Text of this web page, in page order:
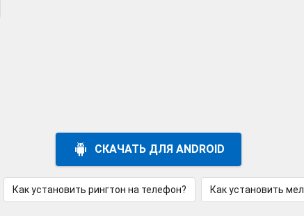
СКАЧАТЬ ДЛЯ ANDROID
Как установить рингтон на телефон? Как установить